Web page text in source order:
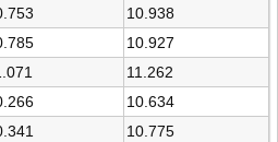
10.938
10.927
11.262
10.634
10.775